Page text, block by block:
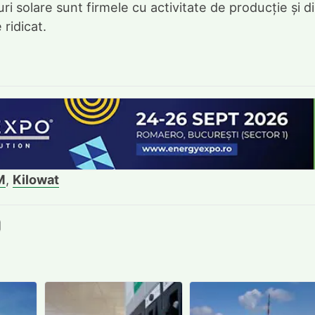
solare sunt firmele cu activitate de producție și
ridicat.
, Kilowat
pe Pinterest
prin whatsapp